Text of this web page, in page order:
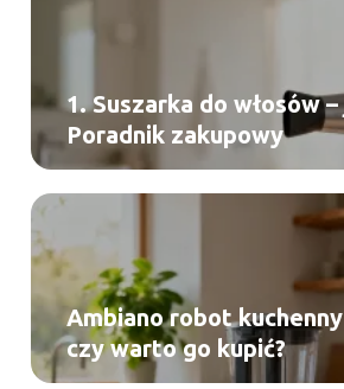
1. Suszarka do włosów
Poradnik zakupowy
Ambiano robot
czy warto go kupić?